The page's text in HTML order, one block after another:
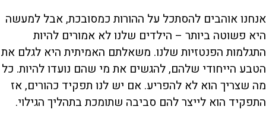
אנחנו אוהבים להסתכל על ההורות כמסובכת, אבל למעשה
היא פשוטה ביותר – הילדים שלנו לא אמורים להיות
התגלמות הפנטזיות שלנו. משאלתם האמיתית היא לגלם את
הטבע הייחודי שלהם, להגשים את מי שהם נועדו להיות. כל
מה שצריך הוא לא להפריע. אם יש לנו תפקיד כהורים, אז
התפקיד הוא לייצר להם סביבה שתומכת בתהליך הגילוי.